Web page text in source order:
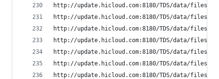
http://update.hicloud.com:8180/TDS/data/files/p9/
http://update.hicloud.com:8180/TDS/data/files/p9/
http://update.hicloud.com:8180/TDS/data/files/p9/
http://update.hicloud.com:8180/TDS/data/files/p9/
http://update.hicloud.com:8180/TDS/data/files/p9/
http://update.hicloud.com:8180/TDS/data/files/p9/
http://update.hicloud.com:8180/TDS/data/files/p9/